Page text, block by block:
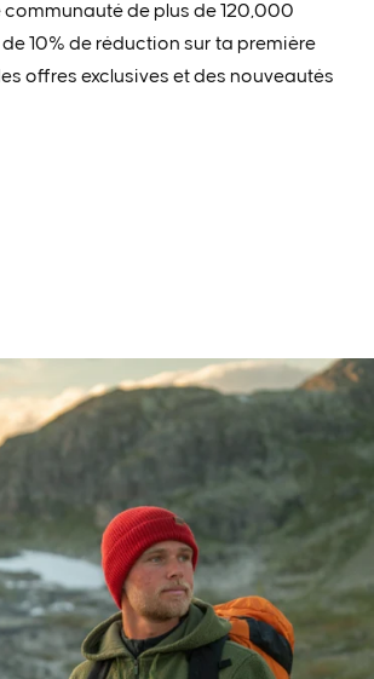
communauté de plus de 120,000
10% de réduction sur ta première
offres exclusives et des nouveautés